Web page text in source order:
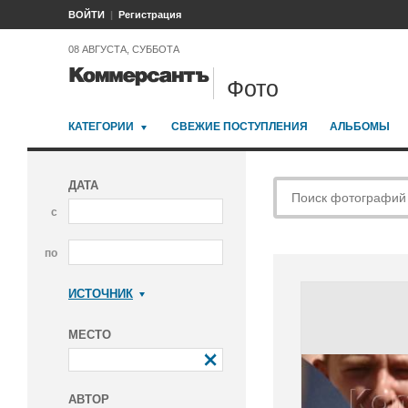
ВОЙТИ Регистрация
08 АВГУСТА, СУББОТА
Фото
КАТЕГОРИИ СВЕЖИЕ ПОСТУПЛЕНИЯ АЛЬБОМЫ
ДАТА
с
по
ИСТОЧНИК
МЕСТО
АВТОР